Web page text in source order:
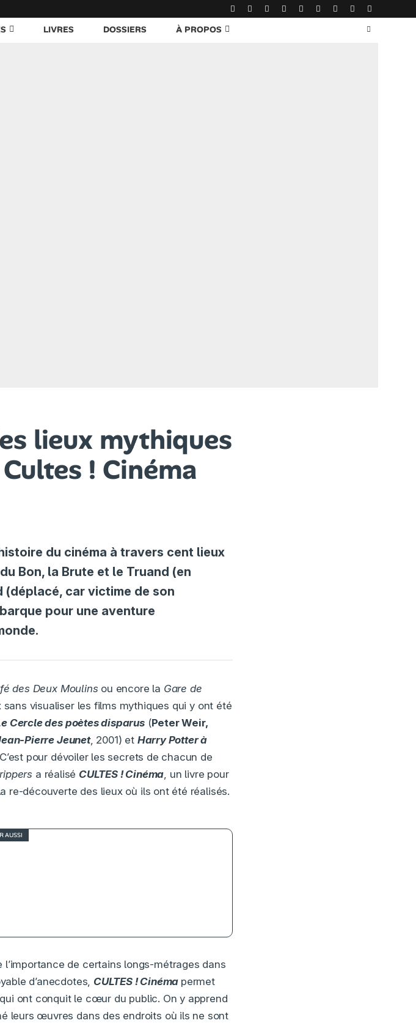
LIVRES DOSSIERS À PROPOS
lieux mythiques
! Cinéma
du cinéma à travers cent lieux
Bon, la Brute et le Truand (en
car victime de son
pour une aventure
des Deux Moulins ou encore la Gare de
visualiser les films mythiques qui y ont été
Cercle des poètes disparus(Peter Weir,
Pierre Jeunet, 2001) et Harry Potter à
pour dévoiler les secrets de chacun de
a réalisé CULTES ! Cinéma, un livre pour
re-découverte des lieux où ils ont été réalisés.
AUSSI
de certains longs-métrages dans
d’anecdotes, CULTES !Cinéma permet
ont conquit le cœur du public. On y apprend
leurs œuvres dans des endroits où ils ne sont